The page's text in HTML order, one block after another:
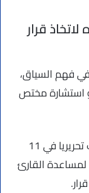
قرار
فهم السياق،
استشارة مختص
تمت مراجعة هذا التحديث تحريريا في 11
لمساعدة القارئ